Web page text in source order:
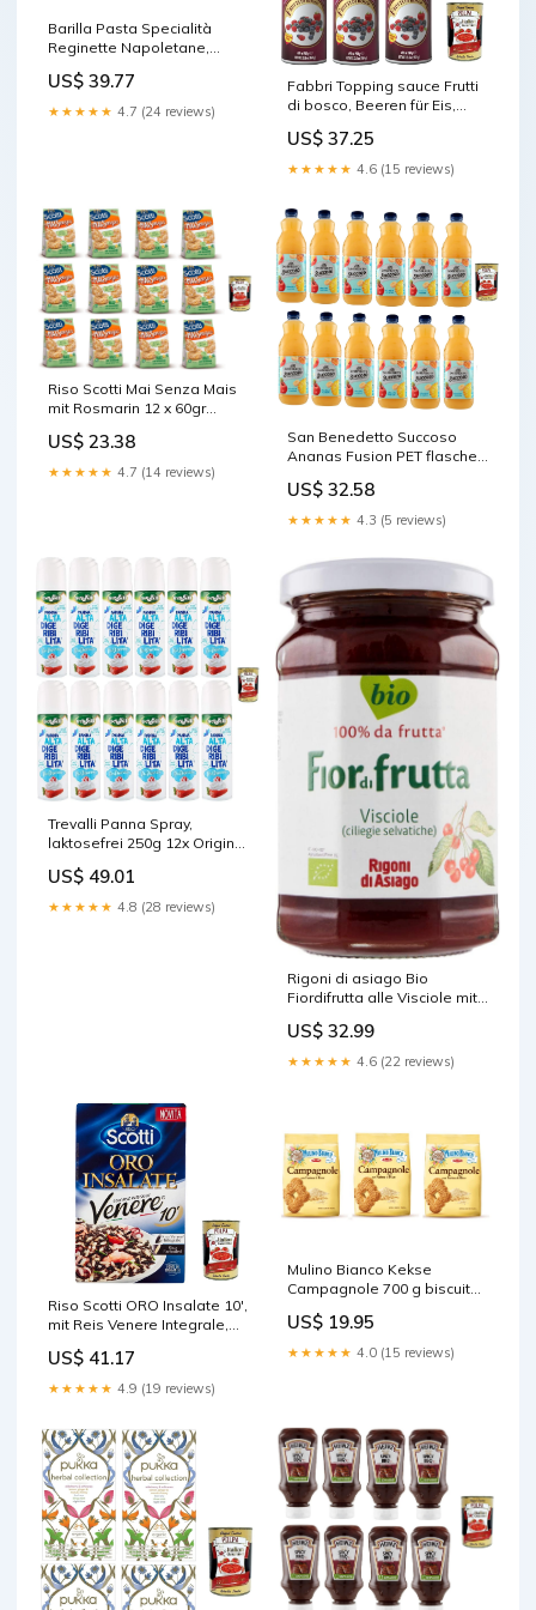
Barilla Pasta Specialità
Reginette Napoletane,
g pack 20x Original
italienisch inkl. Italian
Gourmet Polpa 400g
US$ 39.77
★★★★★ 4.7 (24 reviews)
Fabbri Topping sauce Frutti
di bosco, Beeren für Eis,
950g Gluten-frei
gebrauchsfertige Sauce
Original italienisch inkl.
Badeschaum
US$ 37.25
★★★★★ 4.6 (15 reviews)
Riso Scotti Mai Senza Mais
mit Rosmarin 12 x 60gr
Italian Gourmet Polpa 400g
Fior
US$ 23.38
★★★★★ 4.7 (14 reviews)
San Benedetto Succoso
Ananas Fusion PET flasche
Original italienisch inkl.
Italian Gourmet Polpa 400g
US$ 32.58
★★★★★ 4.3 (5 reviews)
Trevalli Panna Spray,
laktosefrei 250g 12x Original
Gourmet Polpa 400g Cialde
US$ 49.01
★★★★★ 4.8 (28 reviews)
Rigoni di asiago Bio
Fiordifrutta alle Visciole mit
italienisch inkl. Italian
Gourmet Polpa 400g RIGATI
US$ 32.99
★★★★★ 4.6 (22 reviews)
Riso Scotti ORO Insalate 10',
mit Reis Venere Integrale,
in Italien, Vollkorn, 800 g,
reich an Ballaststoffen und
Antioxidantien 12x Original
Gourmet Polpa 400g
Motoröle für Motorräder
US$ 41.17
★★★★★ 4.9 (19 reviews)
Mulino Bianco Kekse
Campagnole 700 g biscuits
brioche 3x Original
italienisch genuesisches
US$ 19.95
★★★★★ 4.0 (15 reviews)